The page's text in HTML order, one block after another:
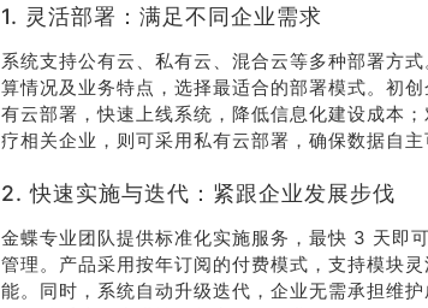
1. 灵活部署：满足不同企业需求
系统支持公有云、私有云、混合云等多种部署方
算情况及业务特点，选择最适合的部署模式。初
有云部署，快速上线系统，降低信息化建设成本
疗相关企业，则可采用私有云部署，确保数据自主
2. 快速实施与迭代：紧跟企业发展步伐
金蝶专业团队提供标准化实施服务，最快 3 天即
管理。产品采用按年订阅的付费模式，支持模块
能。同时，系统自动升级迭代，企业无需承担维